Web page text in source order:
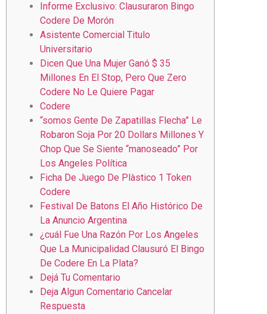
Informe Exclusivo: Clausuraron Bingo
Codere De Morón
Asistente Comercial Titulo
Universitario
Dicen Que Una Mujer Ganó $ 35
Millones En El Stop, Pero Que Zero
Codere No Le Quiere Pagar
Codere
“somos Gente De Zapatillas Flecha” Le
Robaron Soja Por 20 Dollars Millones Y
Chop Que Se Siente “manoseado” Por
Los Angeles Política
Ficha De Juego De Plàstico 1 Token
Codere
Festival De Batons El Año Histórico De
La Anuncio Argentina
¿cuál Fue Una Razón Por Los Angeles
Que La Municipalidad Clausuró El Bingo
De Codere En La Plata?
Dejá Tu Comentario
Deja Algun Comentario Cancelar
Respuesta